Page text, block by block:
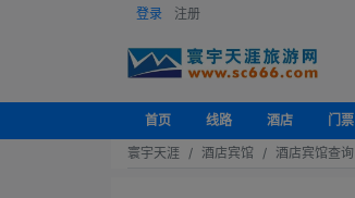
登录 注册
首页 线路 酒店 门票
寰宇天涯
酒店宾馆 酒店宾馆查询